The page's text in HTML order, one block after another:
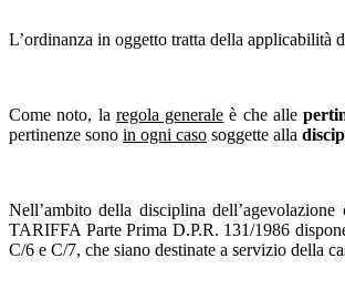
L’ordinanza in oggetto tratta della applicabilità
Come noto, la regola generale è che alle
pertinenze sono in ogni caso soggette alla
Nell’ambito della disciplina
TARIFFA Parte Prima D.P.R. 131/1986
C/6 e C/7, che siano destinate a servizio della